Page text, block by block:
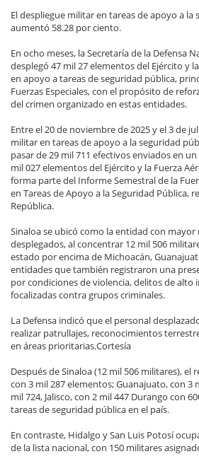
El despliegue militar en tareas de apoyo a la
aumentó 58.28 por ciento.
En ocho meses, la Secretaría de la Defensa
desplegó 47 mil 27 elementos del Ejército y
en apoyo a tareas de seguridad pública,
Fuerzas Especiales, con el propósito de
del crimen organizado en estas entidades.
Entre el 20 de noviembre de 2025 y el 3 de
militar en tareas de apoyo a la seguridad
pasar de 29 mil 711 efectivos enviados en
mil 027 elementos del Ejército y la Fuerza
forma parte del Informe Semestral de la
en Tareas de Apoyo a la Seguridad Pública,
República.
Sinaloa se ubicó como la entidad con
desplegados, al concentrar 12 mil 506
estado por encima de Michoacán,
entidades que también registraron una
por condiciones de violencia, delitos de alto
focalizadas contra grupos criminales.
La Defensa indicó que el personal
realizar patrullajes, reconocimientos
en áreas prioritarias.Cortesía
Después de Sinaloa (12 mil 506 militares), el
con 3 mil 287 elementos; Guanajuato, con 3
mil 724, Jalisco, con 2 mil 447 Durango con
tareas de seguridad pública en el país.
En contraste, Hidalgo y San Luis Potosí
de la lista nacional, con 150 militares